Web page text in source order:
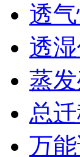
透
透
蒸
总
万